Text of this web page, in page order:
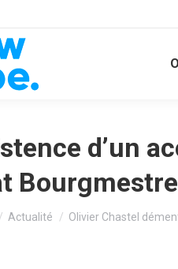
d’un
ici :
Actualité Olivier Chastel dément